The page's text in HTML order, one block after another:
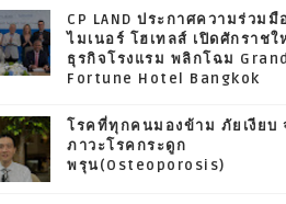
CP LAND ประกาศความร่วมมื
ไมเนอร์ โฮเทลส์ เปิดศักราช
ธุรกิจโรงแรม พลิกโฉม Grand
Fortune Hotel Bangkok
โรคที่ทุกคนมองข้าม ภัยเงียบ
ภาวะโรคกระดูก
พรุน(Osteoporosis)